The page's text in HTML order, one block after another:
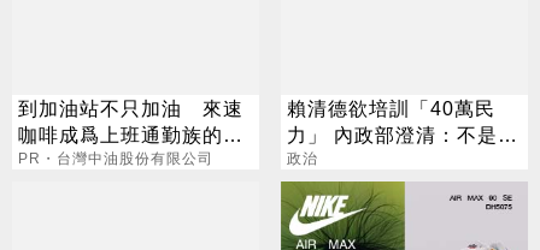
到加油站不只加油 來速
咖啡成爲上班通勤族的新
選擇
PR・台灣中油股份有限公司
賴清德欲培訓「40萬民
力」 內政部澄清：不是民
兵
政治